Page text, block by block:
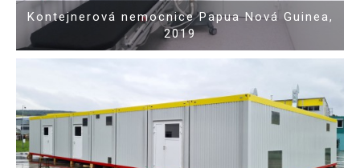
Kontejnerová nemocnice Papua Nová Guinea,
2019
Show PDF